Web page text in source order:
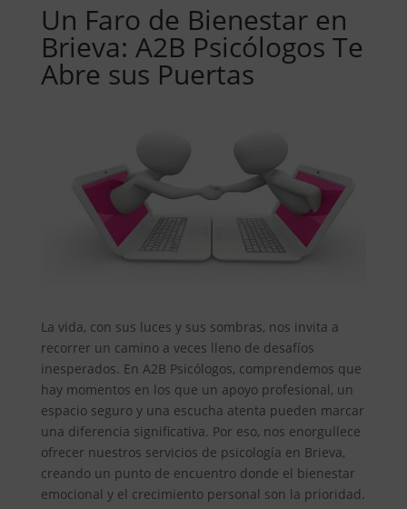
Un Faro de Bienestar en
Brieva: A2B Psicólogos Te
Abre sus Puertas
La vida, con sus luces y sus sombras, nos invita a
recorrer un camino a veces lleno de desafíos
inesperados. En A2B Psicólogos, comprendemos que
hay momentos en los que un apoyo profesional, un
espacio seguro y una escucha atenta pueden marcar
una diferencia significativa. Por eso, nos enorgullece
ofrecer nuestros servicios de psicología en Brieva,
creando un punto de encuentro donde el bienestar
emocional y el crecimiento personal son la prioridad.